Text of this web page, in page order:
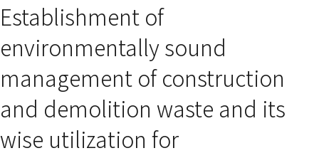
Establishment of
environmentally sound
management of construction
and demolition waste and its
wise utilization for